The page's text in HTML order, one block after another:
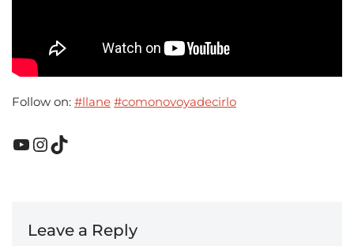
Follow on: #llane #comonovoyadecirlo
Leave a Reply